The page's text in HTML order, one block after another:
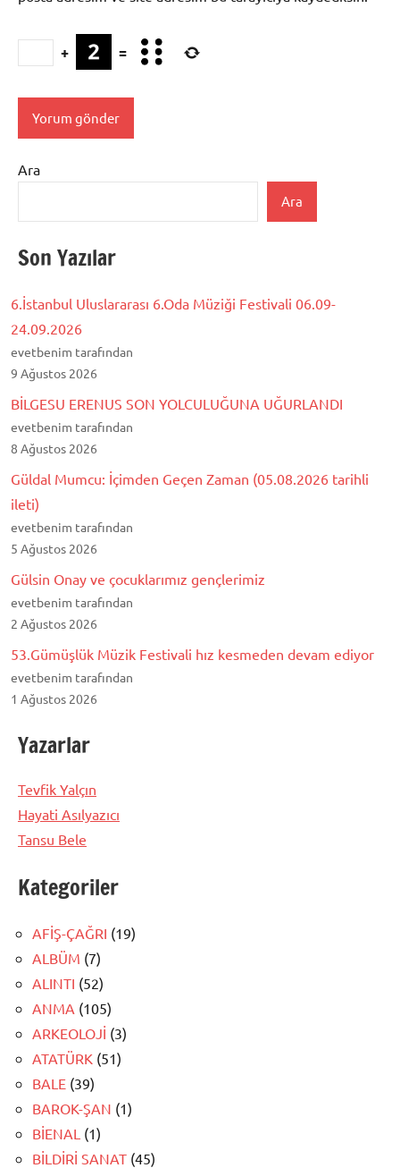
+ =
Ara
Ara
Son Yazılar
6.İstanbul Uluslararası 6.Oda Müziği Festivali 06.09-
24.09.2026
evetbenim tarafından
9 Ağustos 2026
BİLGESU ERENUS SON YOLCULUĞUNA UĞURLANDI
evetbenim tarafından
8 Ağustos 2026
Güldal Mumcu: İçimden Geçen Zaman (05.08.2026 tarihli
ileti)
evetbenim tarafından
5 Ağustos 2026
Gülsin Onay ve çocuklarımız gençlerimiz
evetbenim tarafından
2 Ağustos 2026
53.Gümüşlük Müzik Festivali hız kesmeden devam ediyor
evetbenim tarafından
1 Ağustos 2026
Yazarlar
Tevfik Yalçın
Hayati Asılyazıcı
Tansu Bele
Kategoriler
AFİŞ-ÇAĞRI (19)
ALBÜM (7)
ALINTI (52)
ANMA (105)
ARKEOLOJİ (3)
ATATÜRK (51)
BALE (39)
BAROK-ŞAN (1)
BİENAL (1)
BİLDİRİ SANAT (45)